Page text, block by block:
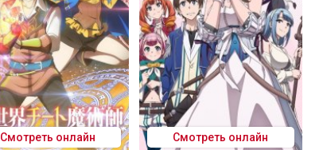
Смотреть онлайн Смотреть онлайн